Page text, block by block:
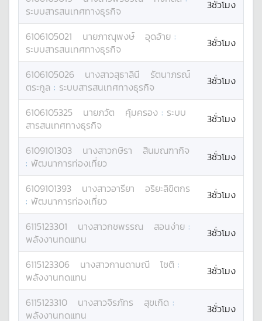
ระบบสารสนเทศทางธุรกิจ
3ชั่วโมง
6106105021 นายภาณุพงษ์ อุดอ้าย :
ระบบสารสนเทศทางธุรกิจ
3ชั่วโมง
6106105026 นางสาวสุธาลินี
รัตนาภรณ์
ตระกูล : ระบบสารสนเทศทางธุรกิจ 3ชั่วโมง
6106105325 นายภวัต คุ้มครอง : ระบบ
สารสนเทศทางธุรกิจ
3ชั่วโมง
6109101303 นางสาวกษิรา
สินมณฑากิจ
: พัฒนาการท่องเที่ยว 3ชั่วโมง
6109101393 นางสาวอารียา
อริยะลิขิตกร
: พัฒนาการท่องเที่ยว 3ชั่วโมง
6115123301 นางสาวกชพรรณ สอนง่าย :
พลังงานทดแทน
3ชั่วโมง
6115123306 นางสาวกานดามณี โชติ :
พลังงานทดแทน
3ชั่วโมง
6115123310 นางสาวจิรภัทร สุขเกิด :
พลังงานทดแทน
3ชั่วโมง